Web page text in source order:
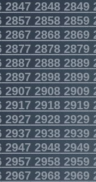
284728482849
2857 28582859
2867 28682869
2877 28782879
288728882889
289728982899
290729082909
2917 29182919
2927 29282929
2937 29382939
2947 29482949
2957 29582959
2967 29682969